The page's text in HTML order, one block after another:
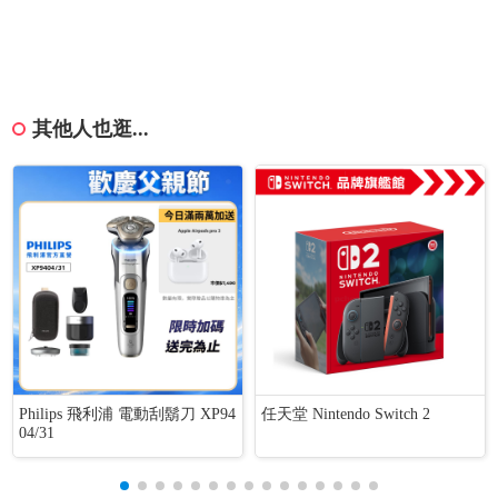
其他人也逛...
Philips 飛利浦 電動刮鬍刀 XP94
04/31
任天堂 Nintendo Switch 2